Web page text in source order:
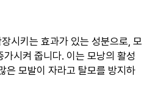
시키는 효과가 있는 성분으로, 모
시켜 줍니다. 이는 모낭의 활성
은 모발이 자라고 탈모를 방지하